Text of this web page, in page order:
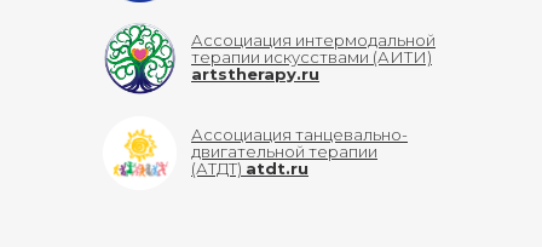
Ассоциация интермодальной
терапии искусствами (АИТИ)
artstherapy.ru
Ассоциация танцевально-
двигательной терапии
(АТДТ) atdt.ru